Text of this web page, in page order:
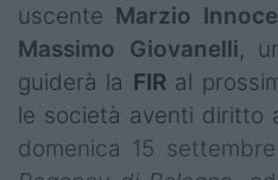
Rugby in TV
Mercato
Serie A Elite
uscente Marzio
Massimo Giovanelli,
guiderà la FIRal
le società aventi diritto
domenica 15